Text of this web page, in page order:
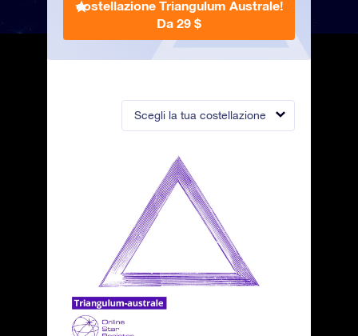
Scegli la tua costellazione
costellazione Triangulum Australe!
Da 29 $